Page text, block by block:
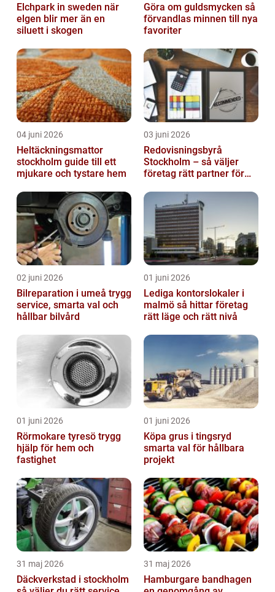
Elchpark in sweden när
elgen blir mer än en
siluett i skogen
Göra om guldsmycken så
förvandlas minnen till nya
favoriter
04 juni 2026
Heltäckningsmattor
stockholm guide till ett
mjukare och tystare hem
03 juni 2026
Redovisningsbyrå
Stockholm – så väljer
företag rätt partner för
02 juni 2026
Bilreparation i umeå trygg
service, smarta val och
hållbar bilvård
01 juni 2026
Lediga kontorslokaler i
malmö så hittar företag
rätt läge och rätt nivå
01 juni 2026
Rörmokare tyresö trygg
hjälp för hem och
fastighet
01 juni 2026
Köpa grus i tingsryd
smarta val för hållbara
projekt
31 maj 2026
Däckverkstad i stockholm
31 maj 2026
Hamburgare bandhagen